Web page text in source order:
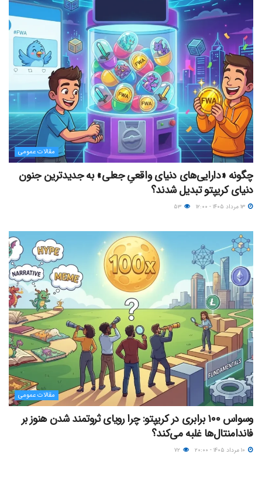
مقالات عمومی
چگونه «دارایی‌های دنیای واقعیِ جعلی» به جدیدترین جنون
دنیای کریپتو تبدیل شدند؟
مقالات عمومی
وسواس ۱۰۰ برابری در کریپتو: چرا رویای ثروتمند شدن هنوز بر
فاندامنتال‌ها غلبه می‌کند؟